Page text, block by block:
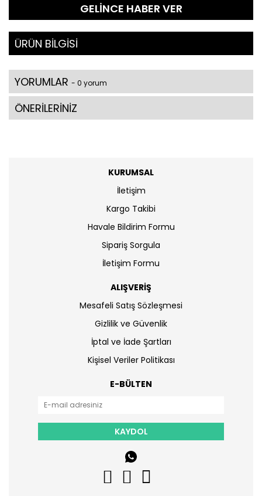
GELİNCE HABER VER
ÜRÜN BİLGİSİ
YORUMLAR - 0 yorum
ÖNERİLERİNİZ
KURUMSAL
İletişim
Kargo Takibi
Havale Bildirim Formu
Sipariş Sorgula
İletişim Formu
ALIŞVERİŞ
Mesafeli Satış Sözleşmesi
Gizlilik ve Güvenlik
İptal ve İade Şartları
Kişisel Veriler Politikası
E-BÜLTEN
KAYDOL